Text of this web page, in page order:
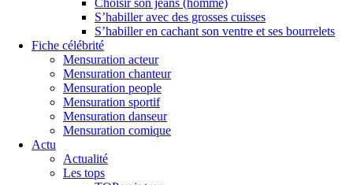
S’habiller avec des grosses cuisses
S’habiller en cachant son ventre et ses bourrelets
Fiche célébrité
Mensuration acteur
Mensuration chanteur
Mensuration people
Mensuration sportif
Mensuration danseur
Mensuration comique
Actu
Actualité
Les tops